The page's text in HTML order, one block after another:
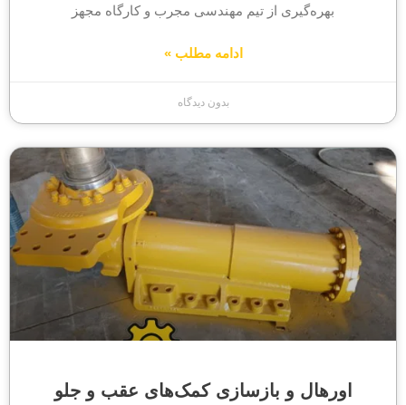
بهره‌گیری از تیم مهندسی مجرب و کارگاه مجهز
ادامه مطلب »
بدون دیدگاه
اورهال و بازسازی کمک‌های عقب و جلو